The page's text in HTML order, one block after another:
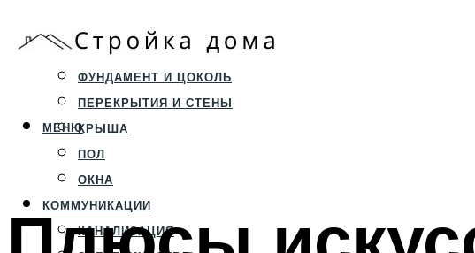
СТРОИТЕЛЬСТВО
ФУНДАМЕНТ И ЦОКОЛЬ
ПЕРЕКРЫТИЯ И СТЕНЫ
КРЫША
ПОЛ
ОКНА
КОММУНИКАЦИИ
КАНАЛИЗАЦИЯ
МЕНЮ